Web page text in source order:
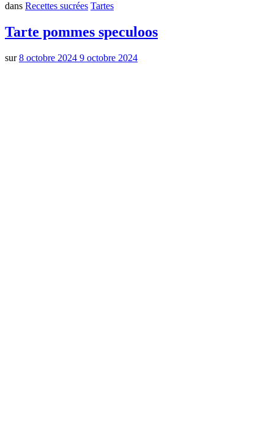
dans Recettes sucrées Tartes
Tarte pommes speculoos
sur8 octobre 2024 9 octobre 2024